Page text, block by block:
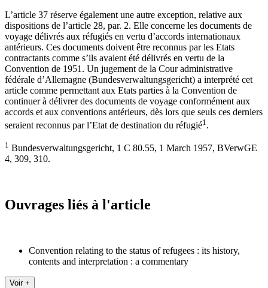
L’article 37 réserve également une autre exception, relative aux
dispositions de l’article 28, par. 2. Elle concerne les documents de
voyage délivrés aux réfugiés en vertu d’accords internationaux
antérieurs. Ces documents doivent être reconnus par les Etats
contractants comme s’ils avaient été délivrés en vertu de la
Convention de 1951. Un jugement de la Cour administrative
fédérale d’Allemagne (Bundesverwaltungsgericht) a interprété cet
article comme permettant aux Etats parties à la Convention de
continuer à délivrer des documents de voyage conformément aux
accords et aux conventions antérieurs, dès lors que seuls ces derniers
seraient reconnus par l’Etat de destination du réfugié1 .
1 Bundesverwaltungsgericht, 1 C 80.55, 1 March 1957, BVerwGE
4, 309, 310.
Ouvrages liés à l'article
Convention relating to the status of refugees : its history,
contents and interpretation : a commentary